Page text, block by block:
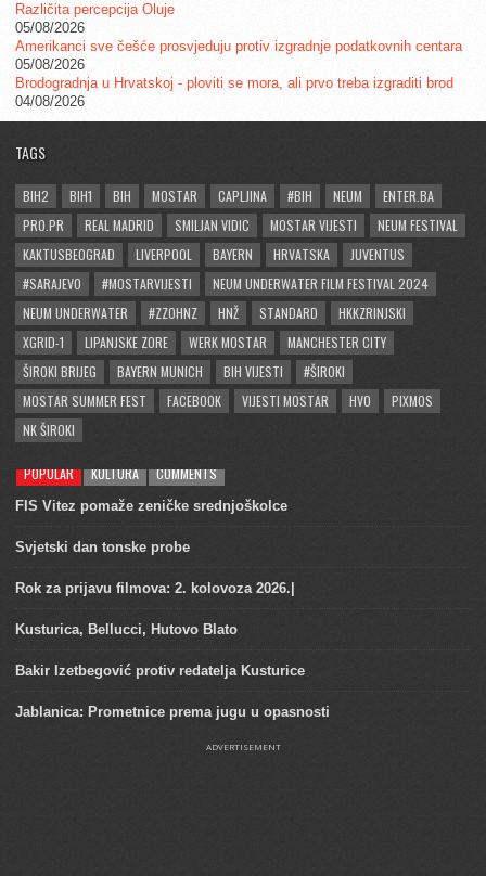
Različita percepcija Oluje
05/08/2026
Amerikanci sve češće prosvjeduju protiv izgradnje podatkovnih centara
05/08/2026
Brodogradnja u Hrvatskoj - ploviti se mora, ali prvo treba izgraditi brod
04/08/2026
TAGS
BIH2 BIH1 BIH MOSTAR CAPLJINA #BIH NEUM
ENTER.BA
PRO.PR
REAL MADRID SMILJAN VIDIC MOSTAR VIJESTI
NEUM FESTIVAL
KAKTUSBEOGRAD
LIVERPOOL BAYERN HRVATSKA
JUVENTUS
#SARAJEVO
#MOSTARVIJESTI
NEUM UNDERWATER FILM FESTIVAL 2024
NEUM UNDERWATER
#ZZOHNZ HNŽ STANDARD
HKKZRINJSKI
XGRID-1
LIPANJSKE ZORE WERK MOSTAR
MANCHESTER CITY
ŠIROKI BRIJEG
BAYERN MUNICH BIH VIJESTI
#ŠIROKI
MOSTAR SUMMER FEST
FACEBOOK VIJESTI MOSTAR HVO
PIXMOS
NK ŠIROKI
POPULAR KULTURA COMMENTS
FIS Vitez pomaže zeničke srednjoškolce
Svjetski dan tonske probe
Rok za prijavu filmova: 2. kolovoza 2026.|
Kusturica, Bellucci, Hutovo Blato
Bakir Izetbegović protiv redatelja Kusturice
Jablanica: Prometnice prema jugu u opasnosti
ADVERTISEMENT